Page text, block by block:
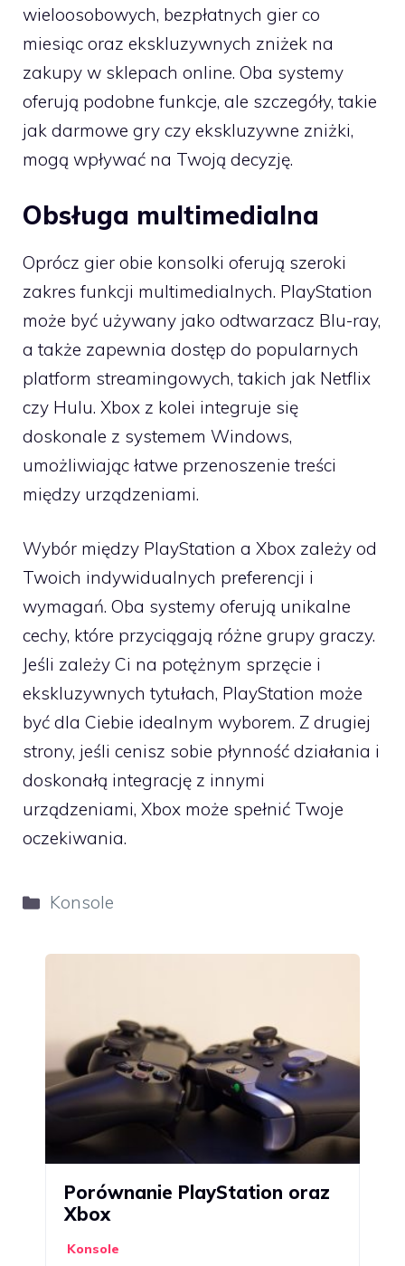
wieloosobowych, bezpłatnych gier co
miesiąc oraz ekskluzywnych zniżek na
zakupy w sklepach online. Oba systemy
oferują podobne funkcje, ale szczegóły, takie
jak darmowe gry czy ekskluzywne zniżki,
mogą wpływać na Twoją decyzję.
Obsługa multimedialna
Oprócz gier obie konsolki oferują szeroki
zakres funkcji multimedialnych. PlayStation
może być używany jako odtwarzacz Blu-ray,
a także zapewnia dostęp do popularnych
platform streamingowych, takich jak Netflix
czy Hulu. Xbox z kolei integruje się
doskonale z systemem Windows,
umożliwiając łatwe przenoszenie treści
między urządzeniami.
Wybór między PlayStation a Xbox zależy od
Twoich indywidualnych preferencji i
wymagań. Oba systemy oferują unikalne
cechy, które przyciągają różne grupy graczy.
Jeśli zależy Ci na potężnym sprzęcie i
ekskluzywnych tytułach, PlayStation może
być dla Ciebie idealnym wyborem. Z drugiej
strony, jeśli cenisz sobie płynność działania i
doskonałą integrację z innymi
urządzeniami, Xbox może spełnić Twoje
oczekiwania.
Kategorie
Konsole
Porównanie PlayStation oraz
Xbox
Konsole